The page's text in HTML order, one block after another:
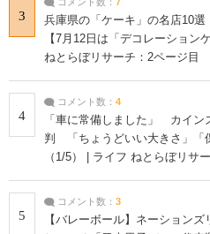
3
兵庫県の「ケーキ」の名店10
【7月12日は「デコレーション
ねとらぼリサーチ：2ページ目
4
コメント数： 4
「車に常備しました」 カイン
判 「ちょうどいい大きさ」「
（1/5） | ライフ ねとらぼリサ
5
コメント数： 3
【バレーボール】ネーション